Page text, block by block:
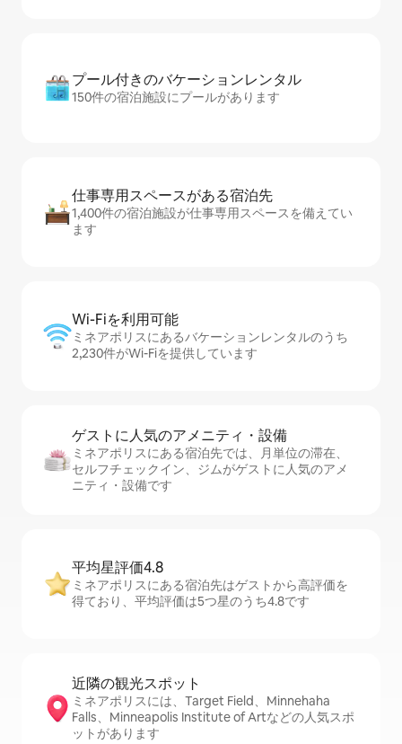
プール付きのバ⁠ケ⁠ー⁠シ⁠ョ⁠ンレ⁠ン⁠タ⁠ル
150件の宿泊施設にプールがあります
仕事専用ス⁠ペ⁠ー⁠スがあ⁠る宿⁠泊⁠先
1,400件の宿泊施設が仕事専用スペースを備えてい
ます
Wi-Fiを利⁠用⁠可⁠能
ミネアポリスにあるバケーションレンタルのうち
2,230件がWi-Fiを提供しています
ゲストに人⁠気⁠のア⁠メ⁠ニ⁠テ⁠ィ・設⁠備
ミネアポリスにある宿泊先では、月単位の滞在、
セ⁠ル⁠フチ⁠ェ⁠ッ⁠ク⁠イ⁠ン、ジムがゲストに人気のアメ
ニティ・設備です
平均星評価4.8
ミネアポリスにある宿泊先はゲストから高評価を
得ており、平均評価は5つ星のうち4.8です
近隣の観光ス⁠ポ⁠ッ⁠ト
ミネアポリスには、Target Field、Minnehaha
Falls、Minneapolis Institute of Artなどの人気スポ
ットがあります